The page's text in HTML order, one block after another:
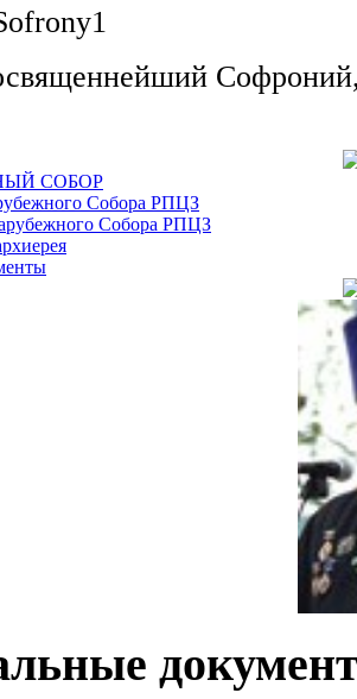
СОБОР
Собора РПЦЗ
Собора РПЦЗ